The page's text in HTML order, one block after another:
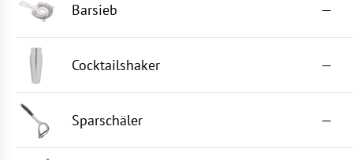
Barsieb —
Cocktailshaker —
Sparschäler —